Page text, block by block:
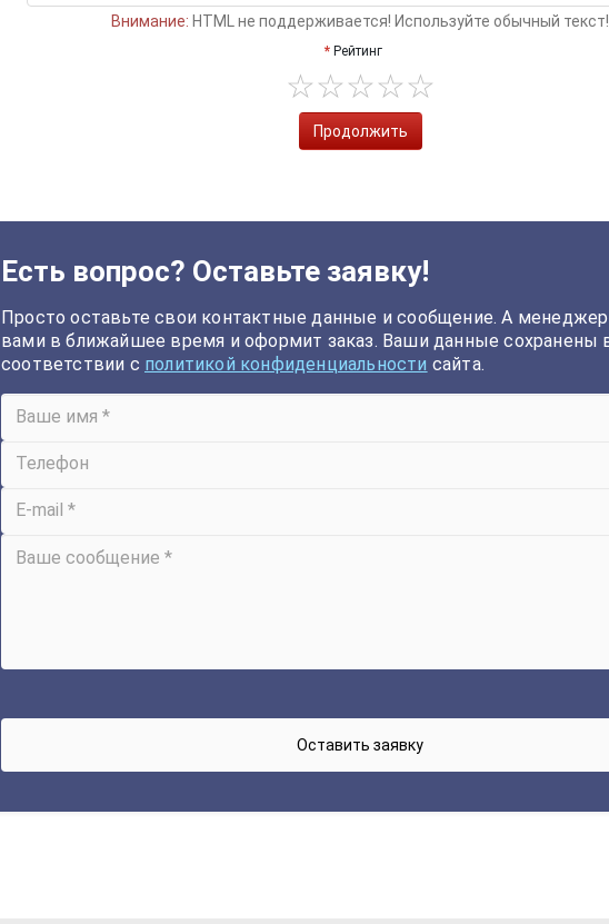
Внимание: HTML не поддерживается! Используйте обычный текст!
Рейтинг
Продолжить
Есть вопрос? Оставьте заявку!
Просто оставьте свои контактные данные и сообщение. А
вами в ближайшее время и оформит заказ. Ваши данные сохранены
соответствии с политикой конфиденциальности сайта.